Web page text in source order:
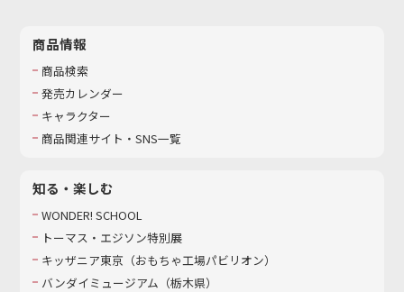
商品情報
商品検索
発売カレンダー
キャラクター
商品関連サイト・SNS一覧
知る・楽しむ
WONDER! SCHOOL
トーマス・エジソン特別展
キッザニア東京（おもちゃ工場パビリオン）​
バンダイミュージアム（栃木県）